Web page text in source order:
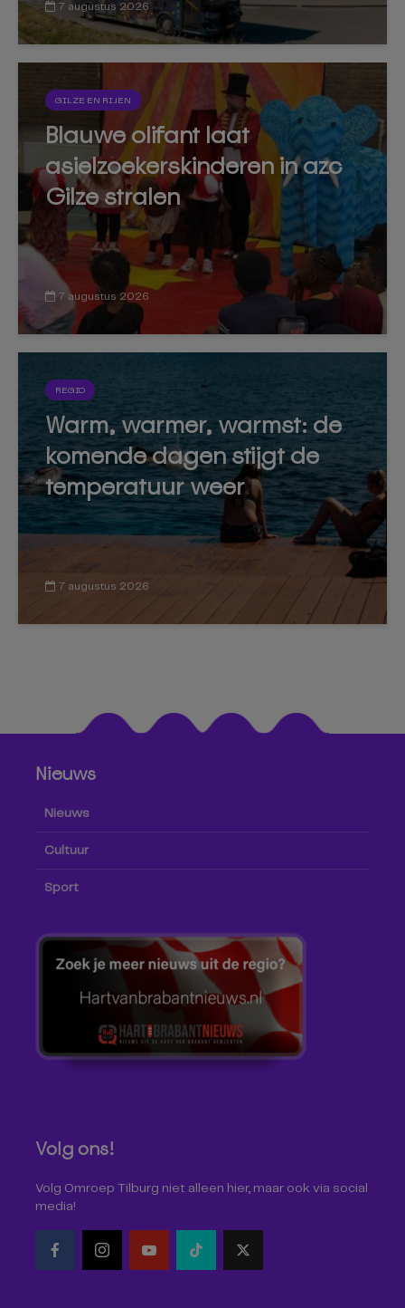
7 augustus 2026
GILZE EN RIJEN
Blauwe olifant laat
asielzoekerskinderen in azc
Gilze stralen
7 augustus 2026
REGIO
Warm, warmer, warmst: de
komende dagen stijgt de
temperatuur weer
7 augustus 2026
Nieuws
Nieuws
Cultuur
Sport
Volg ons!
Volg Omroep Tilburg niet alleen hier, maar ook via social
media!